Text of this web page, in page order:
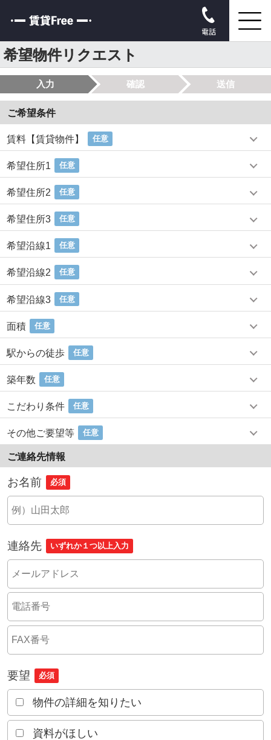
電話
希望物件リクエスト
入力 確認 送信
ご希望条件
賃料【賃貸物件】 任意
希望住所1 任意
希望住所2 任意
希望住所3 任意
希望沿線1 任意
希望沿線2 任意
希望沿線3 任意
面積 任意
駅からの徒歩 任意
築年数 任意
こだわり条件 任意
その他ご要望等 任意
ご連絡先情報
お名前 必須
連絡先 いずれか１つ以上入力
要望 必須
物件の詳細を知りたい
資料がほしい